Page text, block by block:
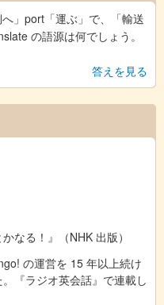
」port「運ぶ」で、「輸送
の語源は何でしょう。
答えを見る
なる！』（NHK 出版）
の運営を 15 年以上続け
『ラジオ英会話』で連載し